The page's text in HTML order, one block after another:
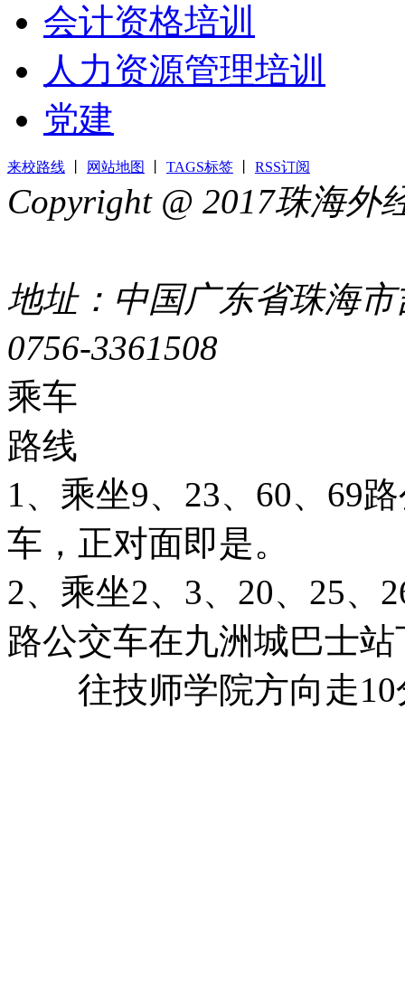
会计资格培训
人力资源管理培训
党建
来校路线 网站地图 TAGS标签 RSS订阅
Copyright @ 2017珠海
地址：中国广东省珠海
0756-3361508
乘车
路线
1、乘坐9、23、60、69
车，正对面即是。
2、乘坐2、3、20、25、
路公交车在九洲城巴士站
往技师学院方向走10